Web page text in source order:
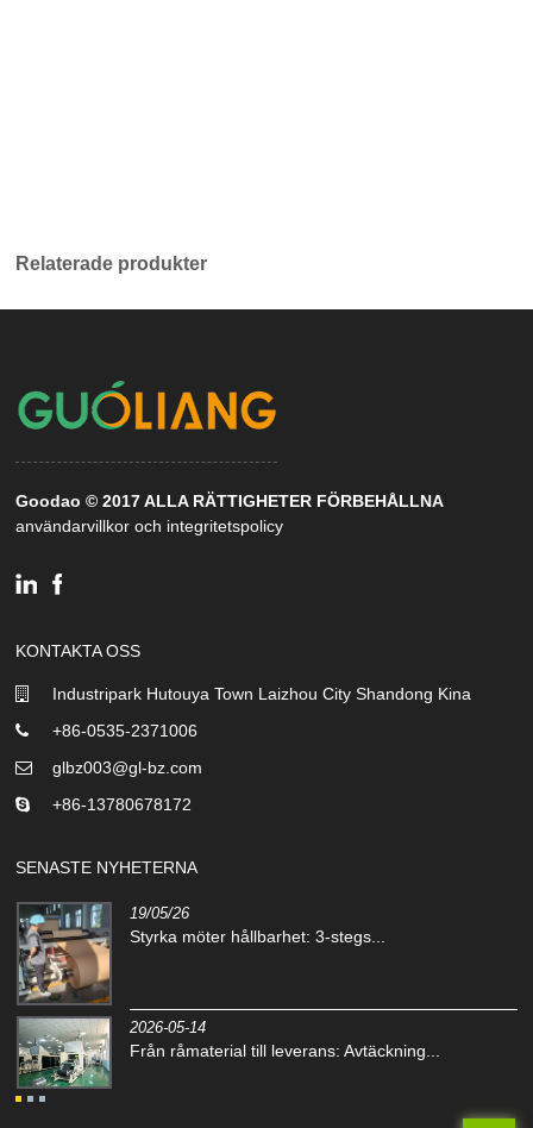
Relaterade produkter
Goodao © 2017 ALLA RÄTTIGHETER FÖRBEHÅLLNA
användarvillkor och integritetspolicy
KONTAKTA OSS
Industripark Hutouya Town Laizhou City Shandong Kina
+86-0535-2371006
glbz003@gl-bz.com
+86-13780678172
SENASTE NYHETERNA
19/05/26
Styrka möter hållbarhet: 3-stegs...
2026-05-14
Från råmaterial till leverans: Avtäckning...